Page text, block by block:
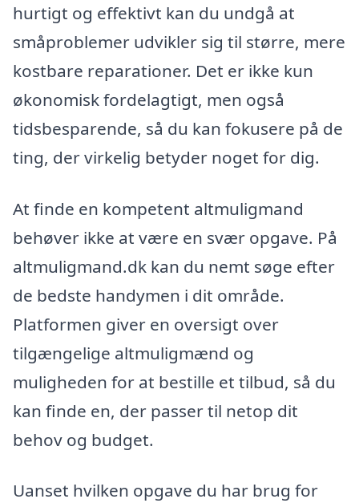
hurtigt og effektivt kan du undgå at
småproblemer udvikler sig til større, mere
kostbare reparationer. Det er ikke kun
økonomisk fordelagtigt, men også
tidsbesparende, så du kan fokusere på de
ting, der virkelig betyder noget for dig.
At finde en kompetent altmuligmand
behøver ikke at være en svær opgave. På
altmuligmand.dk kan du nemt søge efter
de bedste handymen i dit område.
Platformen giver en oversigt over
tilgængelige altmuligmænd og
muligheden for at bestille et tilbud, så du
kan finde en, der passer til netop dit
behov og budget.
Uanset hvilken opgave du har brug for